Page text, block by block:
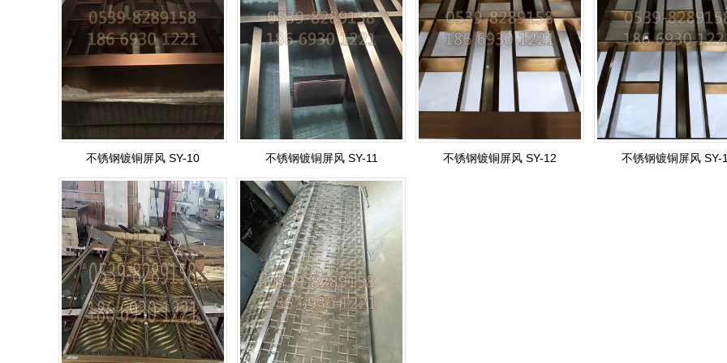
不锈钢镀铜屏风 SY-10 不锈钢镀铜屏风 SY-11 不锈钢镀铜屏风 SY-12 不锈钢镀铜屏风 SY-